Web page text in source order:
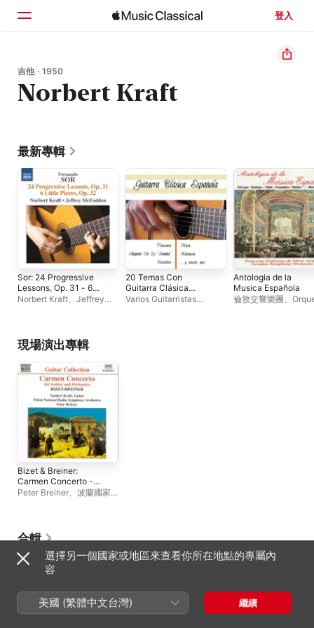
登入
首頁
瀏覽
吉他 · 1950
Norbert Kraft
最新專輯
Sor: 24 Progressive
Lessons, Op. 31 - 6
Little Pieces, Op. 32
Norbert Kraft、 Jeffrey
20 Temas Con
Guitarra Clásica
Española
Varios Guitarristas
Antologia de la
Musica Española
倫敦交響樂團、
現場演出專輯
Bizet & Breiner:
Carmen Concerto -
Granados: Valses
Peter Breiner、 波蘭國家
合輯
選擇另一個國家或地區來查看你所在地點的專屬內
容
美國 (繁體中文台灣) 繼續